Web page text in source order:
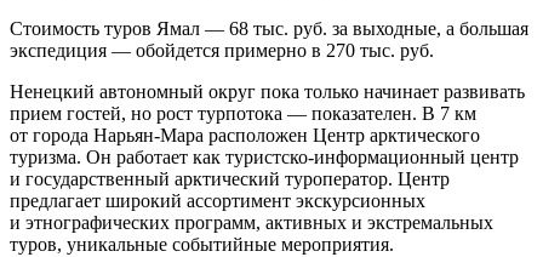
Стоимость туров Ямал — 68 тыс. руб. за выходные, а большая
экспедиция — обойдется примерно в 270 тыс. руб.
Ненецкий автономный округ пока только начинает развивать
прием гостей, но рост турпотока — показателен. В 7 км
от города Нарьян-Мара расположен Центр арктического
туризма. Он работает как туристско-информационный центр
и государственный арктический туроператор. Центр
предлагает широкий ассортимент экскурсионных
и этнографических программ, активных и экстремальных
туров, уникальные событийные мероприятия.